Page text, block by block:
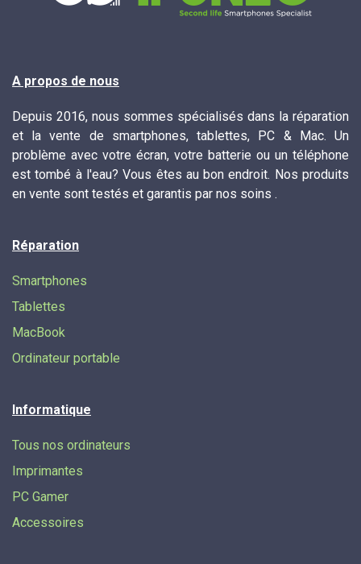
A propos de nous
Depuis 2016, nous sommes spécialisés dans la réparation
et la vente de smartphones, tablettes, PC & Mac. Un
problème avec votre écran, votre batterie ou un téléphone
est tombé à l'eau? Vous êtes au bon endroit. Nos produits
en vente sont testés et garantis par nos soins .
Réparation
Smartphones
Tablettes
MacBook
Ordinateur portable
Informatique
Tous nos ordinateurs
Imprimantes
PC Gamer
Accessoires